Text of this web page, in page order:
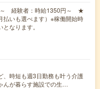
～ 経験者：時給1350円～ ★
払いも選べます）※稼働開始時
なります。
、時短も週3日勤務も叶う介護
んが暮らす施設での生…